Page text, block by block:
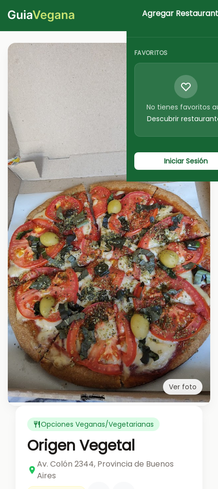
Iniciar Sesion
Agregar
FAVORITOS
No tienes favoritos
Descubrir
Iniciar Sesión
Ver foto
Opciones Veganas/Vegetarianas
Origen Vegetal
Av. Colón 2344, Provincia de Buenos
Aires